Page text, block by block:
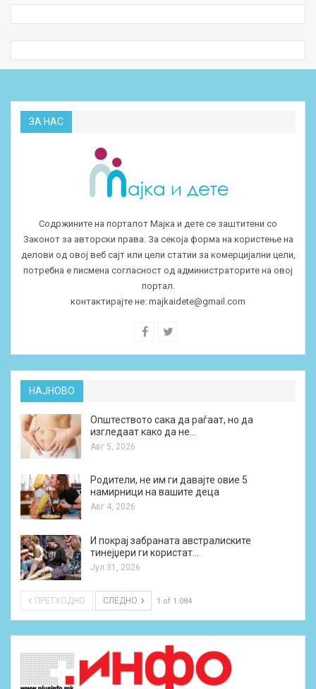
ЗА НАС
Содржините на порталот Мајка и дете се заштитени со
Законот за авторски права. За секоја форма на користење на
делови од овој веб сајт или цели статии за комерцијални цели,
потребна е писмена согласност од администраторите на овој
портал.
контактирајте не: majkaidete@gmail.com
НАЈНОВО
Општеството сака да раѓаат, но да
изгледаат како да не…
Авг 5, 2026
Родители, не им ги давајте овие 5
намирници на вашите деца
Авг 4, 2026
И покрај забраната австралиските
тинејџери ги користат…
Јул 31, 2026
ПРЕТХОДНО СЛЕДНО 1 of 1.084